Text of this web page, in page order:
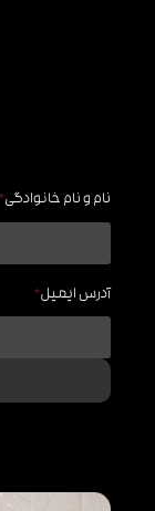
نام و نام خانوادگی*
آدرس ایمیل*